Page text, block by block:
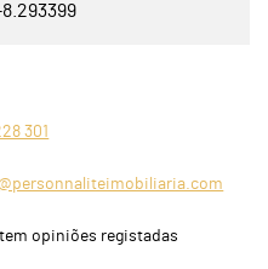
301
opiniões registadas